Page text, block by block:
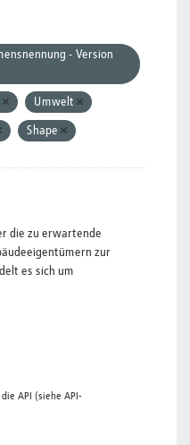
- Version
Umwelt
Shape
die zu erwartende
zur
es sich um
API (siehe API-